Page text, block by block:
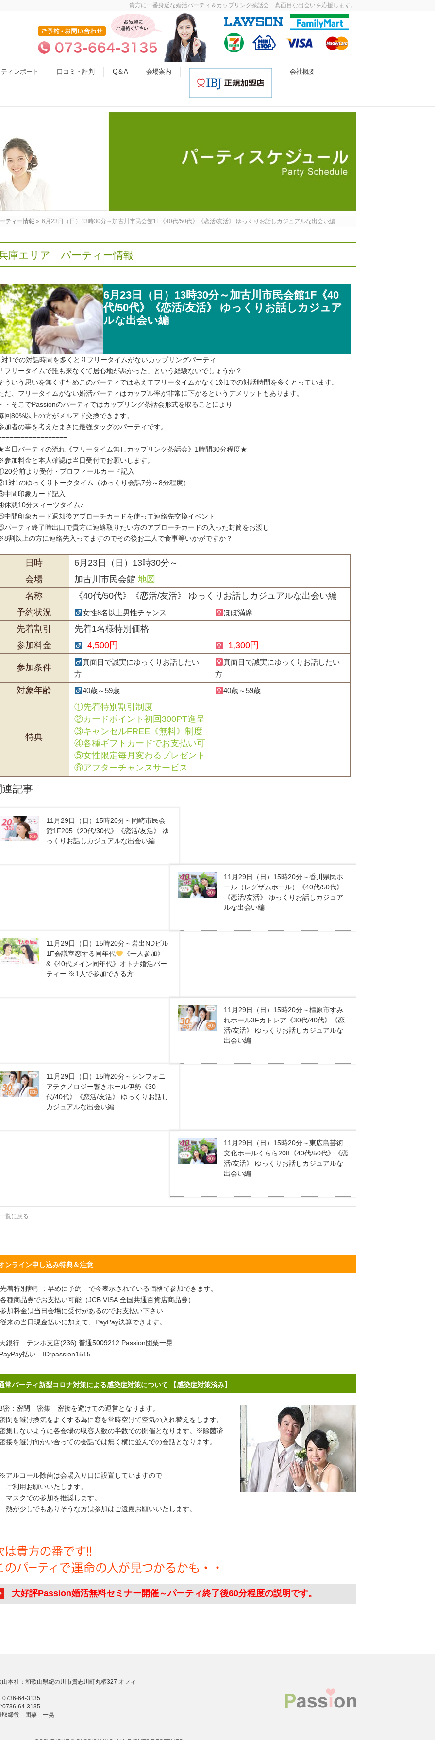
貴方に一番身近な婚活パーティ＆カップリング茶話会 真面目な出会いを応援します。
ィレポート 口コミ・評判 Q＆A 会場案内 会社概要
ティー情報 » 6月23日（日）13時30分～加古川市民会館1F《40代/50代》《恋活/友活》 ゆっくりお話しカジュアルな出会い編
庫エリア パーティー情報
6月23日（日）13時30分～加古川市民会館1F《40
代/50代》《恋活/友活》 ゆっくりお話しカジュア
ルな出会い編
対1での対話時間を多くとりフリータイムがないカップリングパーティ
フリータイムで誰も来なくて居心地が悪かった」という経験ないでしょうか？
ういう思いを無くすためこのパーティではあえてフリータイムがなく1対1での対話時間を多くとっています。
だ、フリータイムがない婚活パーティはカップル率が非常に下がるというデメリットもあります。
・そこでPassionのパーティではカップリング茶話会形式を取ることにより
回80%以上の方がメルアド交換できます。
加者の事を考えたまさに最強タッグのパーティです。
当日パーティの流れ《フリータイム無しカップリング茶話会》1時間30分程度★
参加料金と本人確認は当日受付でお願いします。
分前より受付・プロフィールカード記入
対1のゆっくりトークタイム（ゆっくり会話7分～8分程度）
中間印象カード記入
休憩10分スィーツタイム♪
中間印象カード返却後アプローチカードを使って連絡先交換イベント
パーティ終了時出口で貴方に連絡取りたい方のアプローチカードの入った封筒をお渡し
割以上の方に連絡先入ってますのでその後お二人で食事等いかがですか？
日時
6月23日（日）13時30分～
会場
加古川市民会館 地図
名称
《40代/50代》《恋活/友活》 ゆっくりお話しカジュアルな出会い編
予約状況
女性8名以上男性チャンス ほぼ満席
先着割引
先着1名様特別価格
参加料金
4,500円 1,300円
参加条件
真面目で誠実にゆっくりお話したい
方
真面目で誠実にゆっくりお話したい
方
対象年齢 40歳～59歳 40歳～59歳
特典
①先着特別割引制度
②カードポイント初回300PT進呈
③キャンセルFREE《無料》制度
④各種ギフトカードでお支払い可
⑤女性限定毎月変わるプレゼント
⑥アフターチャンスサービス
連記事
11月29日（日）15時20分～岡崎市民会
館1F205《20代/30代》《恋活/友活》 ゆ
っくりお話しカジュアルな出会い編
11月29日（日）15時20分～香川県民ホ
ール（レグザムホール）《40代/50代》
《恋活/友活》 ゆっくりお話しカジュア
ルな出会い編
11月29日（日）15時20分～岩出NDビル
1F会議室恋する同年代
《一人参加》
&《40代メイン同年代》オトナ婚活パー
ティー ※1人で参加できる方
11月29日（日）15時20分～橿原市すみ
れホール3Fカトレア《30代/40代》《恋
活/友活》 ゆっくりお話しカジュアルな
出会い編
11月29日（日）15時20分～シンフォニ
アテクノロジー響きホール伊勢《30
代/40代》《恋活/友活》 ゆっくりお話し
カジュアルな出会い編
11月29日（日）15時20分～東広島芸術
文化ホールくらら208《40代/50代》《恋
活/友活》 ゆっくりお話しカジュアルな
出会い編
覧に戻る
ンライン申し込み特典＆注意
着特別割引：早めに予約 で今表示されている価格で参加できます。
種商品券でお支払い可能（JCB.VISA.全国共通百貨店商品券）
加料金は当日会場に受付があるのでお支払い下さい
来の当日現金払いに加えて、PayPay決算できます。
銀行 テンポ支店(236) 普通5009212 Passion団栗一晃
払い ID:passion1515
常パーティ新型コロナ対策による感染症対策について 【感染症対策済み】
：密閉 密集 密接を避けての運営となります。
を避け換気をよくする為に窓を常時空けて空気の入れ替えをします。
しないように各会場の収容人数の半数での開催となります。※除菌済
を避け向かい合っての会話では無く横に並んでの会話となります。
ルコール除菌は会場入り口に設置していますので
用お願いいたします。
クでの参加を推奨します。
少しでもありそうな方は参加はご遠慮お願いいたします。
大好評Passion婚活無料セミナー開催～パーティ終了後60分程度の説明です。
山本社：和歌山県紀の川市貴志川町丸栖327 オフィ
64-3135
64-3135
取締役 団栗 一晃